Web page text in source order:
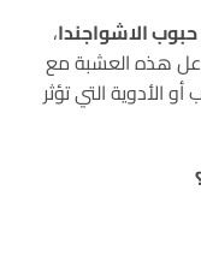
حبوب الاشواجندا،
هذه العشبة مع
الأدوية التي تؤثر